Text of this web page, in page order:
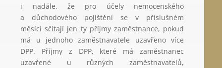
i nadále, že pro účely nemocenského
a důchodového pojištění se v příslušném
měsíci sčítají jen ty příjmy zaměstnance, pokud
má u jednoho zaměstnavatele uzavřeno více
DPP. Příjmy z DPP, které má zaměstnanec
uzavřené u různých zaměstnavatelů,